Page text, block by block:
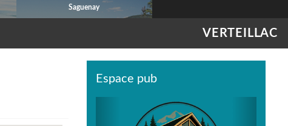
Saguenay
VERTEILLAC
Espace pub